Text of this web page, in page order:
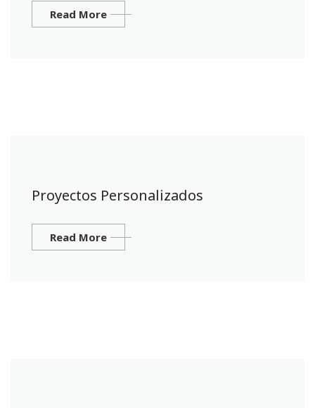
Read More
Proyectos Personalizados
Read More